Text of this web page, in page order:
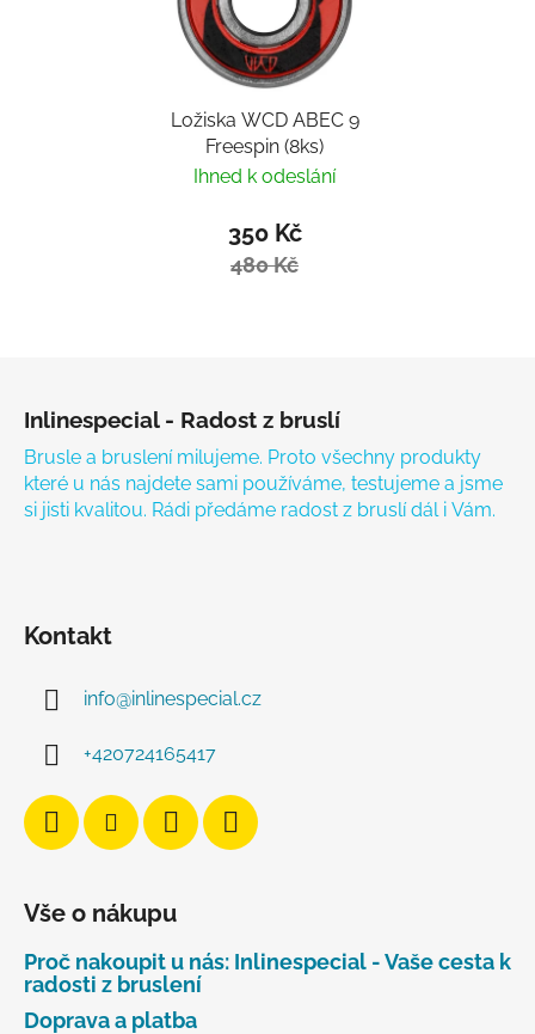
Ložiska WCD ABEC 9
Freespin (8ks)
Ihned k odeslání
350 Kč
480 Kč
Inlinespecial - Radost z bruslí
Brusle a bruslení milujeme. Proto všechny produkty
které u nás najdete sami používáme, testujeme a jsme
si jisti kvalitou. Rádi předáme radost z bruslí dál i Vám.
Kontakt
info@inlinespecial.cz
+420724165417
Vše o nákupu
Proč nakoupit u nás: Inlinespecial - Vaše cesta k
radosti z bruslení
Doprava a platba